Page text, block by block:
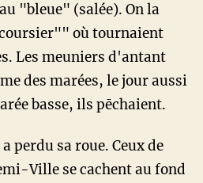
"bleue" (salée). On la
où tournaient
Les meuniers d'antant
des marées, le jour aussi
basse, ils pēchaient.
perdu sa roue. Ceux de
Ville se cachent au fond